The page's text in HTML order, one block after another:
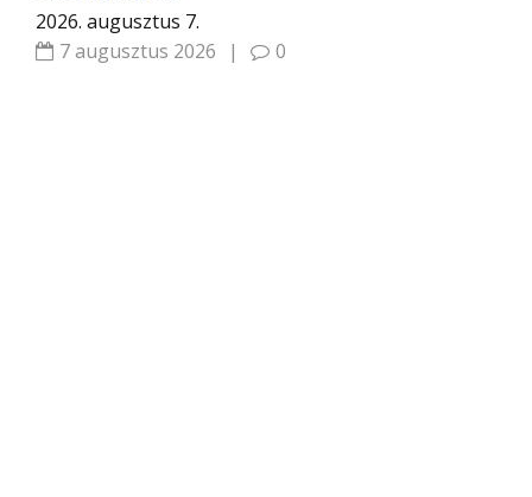
2026. augusztus 7.
7 augusztus 2026
| 0